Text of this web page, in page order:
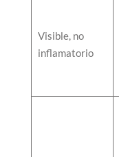
Visible, no
inflamatorio